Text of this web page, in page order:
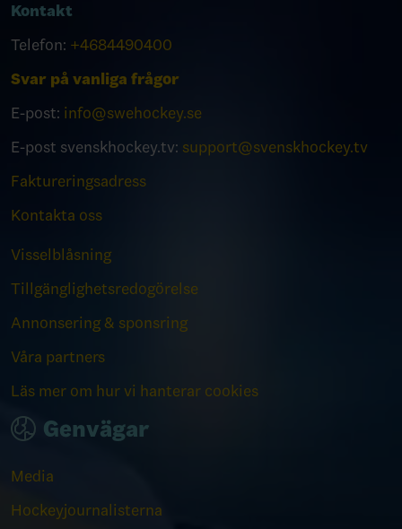
Kontakt
Telefon: +4684490400
Svar på vanliga frågor
E-post: info@swehockey.se
E-post svenskhockey.tv: support@svenskhockey.tv
Faktureringsadress
Kontakta oss
Visselblåsning
Tillgänglighetsredogörelse
Annonsering & sponsring
Våra partners
Läs mer om hur vi hanterar cookies
Genvägar
Media
Hockeyjournalisterna